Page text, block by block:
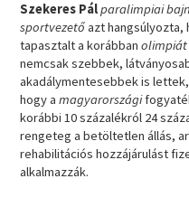
Szekeres Pálparalimpiai
sportvezetőazt
tapasztalt a korábbanolimpiát
nemcsak szebbek,
akadálymentesebbek is
hogy amagyarországi
korábbi 10 százalékról 24
rengeteg a betöltetlen állás,
rehabilitációs hozzájárulást
alkalmazzák.